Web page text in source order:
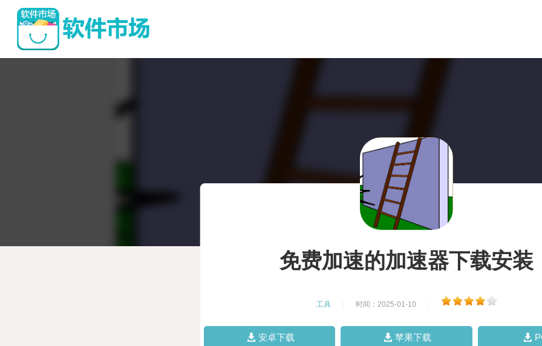
免费加速的加速器下载安装
工具 时间：2025-01-10
安卓下载 苹果下载